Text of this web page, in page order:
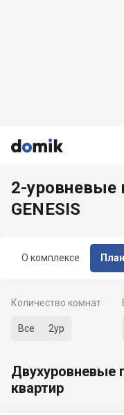



О комплексе
2-уровневые
GENESIS
Количество комнат
Все 2ур
Двухуровневые
квартир